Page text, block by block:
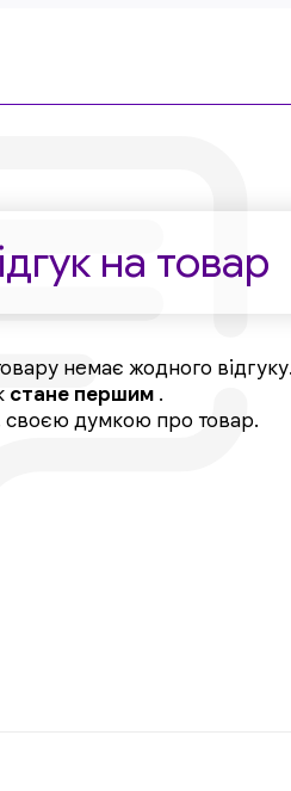
на товар
немає жодного відгуку.
стане першим .
своєю думкою про товар.